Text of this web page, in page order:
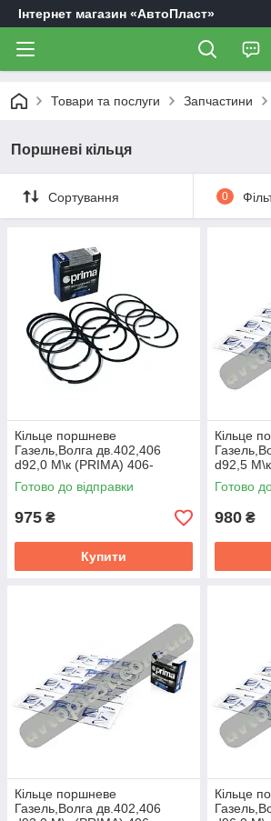
Інтернет магазин «АвтоПласт»
Товари та послуги Запчастини
Поршневі кільця
Сортування 0
Кiльце поршневе
Газель,Волга дв.402,406
d92,0 М\к (PRIMA) 406-
1000100-01
Готово до відправки
975 ₴
Купити
Кiльце
d92,5
Готово
980 ₴
Кiльце поршневе
Газель,Волга дв.402,406
Кiльце